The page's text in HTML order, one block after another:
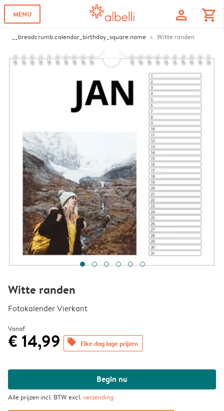
MENU profile shopping_cart
__breadcrumb.calendar_birthday_square.name Witte randen
Witte randen
Fotokalender Vierkant
Vanaf
€ 14,99 offers Elke dag lage prijzen
Begin nu
Alle prijzen incl. BTW excl.verzending